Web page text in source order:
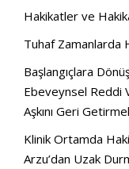
Hakikatler ve
Tuhaf Zamanlarda
Başlangıçlara
Ebeveynsel Reddi
Aşkını Geri
Klinik Ortamda
Arzu’dan Uzak